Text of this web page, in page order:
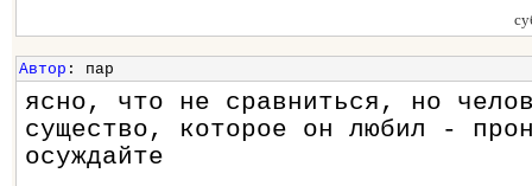
Автор : пар
ясно, что не сравниться, но
существо, которое он любил -
осуждайте